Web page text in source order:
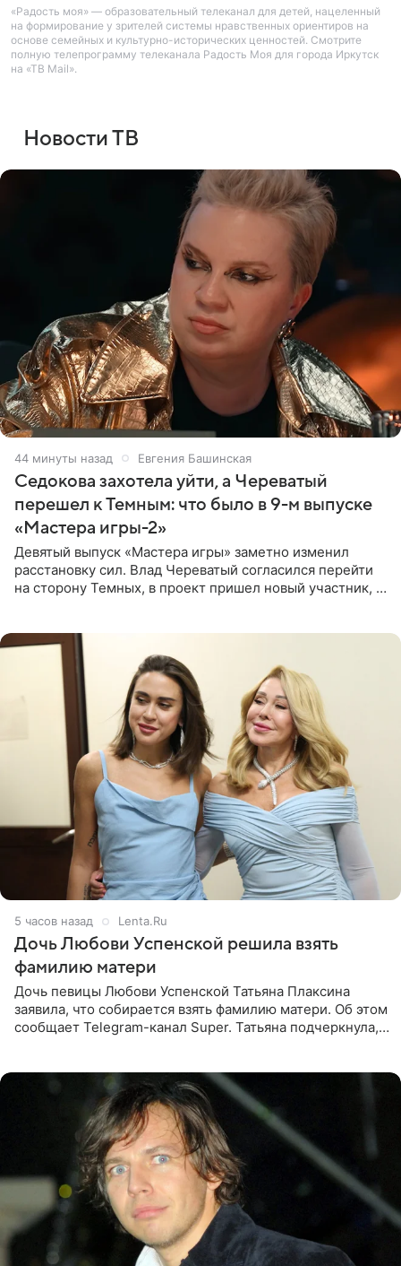
«Радость моя» — образовательный телеканал для детей, нацеленный
на формирование у зрителей системы нравственных ориентиров на
основе семейных и культурно-исторических ценностей. Смотрите
полную телепрограмму телеканала Радость Моя для города Иркутск
на «ТВ Mail».
Новости ТВ
45 минут назад Евгения Башинская
Седокова захотела уйти, а Череватый
перешел к Темным: что было в 9-м выпуске
«Мастера игры-2»
Девятый выпуск «Мастера игры» заметно изменил
расстановку сил. Влад Череватый согласился перейти
на сторону Темных, в проект пришел новый участник, а
5 часов назад Lenta.Ru
Дочь Любови Успенской решила взять
фамилию матери
Дочь певицы Любови Успенской Татьяна Плаксина
заявила, что собирается взять фамилию матери. Об этом
сообщает Telegram-канал Super. Татьяна подчеркнула,